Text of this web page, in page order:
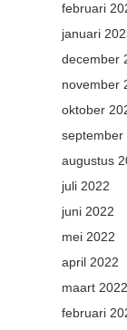
februari
januari
december
november
oktober
september
augustus
juli 2022
juni 2022
mei 2022
april 2022
maart 2022
februari